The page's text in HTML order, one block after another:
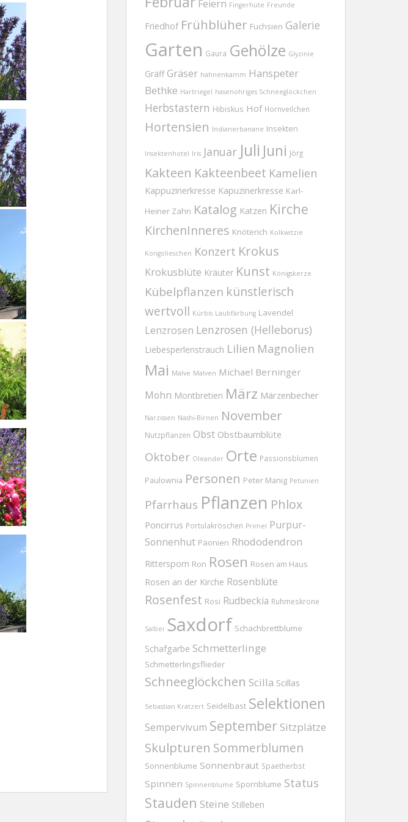
Feiern Fingerhüte Freunde
Friedhof Frühblüher Fuchsien Galerie
Garten Gaura Gehölze Glyzinie
Gräff Gräser hahnenkamm Hanspeter
Bethke Hartriegel hasenohriges Schneeglöckchen
Herbstastern Hibiskus Hof Hornveilchen
Hortensien Indianerbanane Insekten
Insektenhotel Iris Januar Juli Juni Jörg
Kakteen Kakteenbeet Kamelien
Kappuzinerkresse Kapuzinerkresse Karl-
Heiner Zahn Katalog Katzen Kirche
KirchenInneres Knöterich Kolkwitzie
Kongolieschen Konzert Krokus
Krokusblüte Kräuter Kunst Königskerze
Kübelpflanzen künstlerisch
wertvoll Kürbis Laubfärbung Lavendel
Lenzrosen Lenzrosen (Helleborus)
Liebesperlenstrauch Lilien Magnolien
Mai Malve Malven Michael Berninger
Mohn Montbretien März Märzenbecher
Narzissen Nashi-Birnen November
Nutzpflanzen Obst Obstbaumblüte
Oktober Oleander Orte Passionsblumen
Paulownia Personen Peter Manig Petunien
Pfarrhaus Pflanzen Phlox
Poncirrus Portulakröschen Primel Purpur-
Sonnenhut Päonien Rhododendron
Rittersporn Ron Rosen Rosen am Haus
Rosen an der Kirche Rosenblüte
Rosenfest Rosi Rudbeckia Ruhmeskrone
Salbei Saxdorf Schachbrettblume
Schafgarbe Schmetterlinge
Schmetterlingsflieder
Schneeglöckchen Scilla Scillas
Sebastian Kratzert Seidelbast Selektionen
Sempervivum September Sitzplätze
Skulpturen Sommerblumen
Sonnenblume Sonnenbraut Spaetherbst
Spinnen Spinnenblume Spornblume Status
Stauden Steine Stilleben